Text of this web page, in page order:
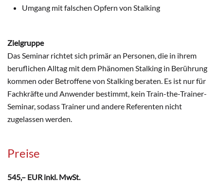
Umgang mit falschen Opfern von Stalking
Zielgruppe
Das Seminar richtet sich primär an Personen, die in ihrem
beruflichen Alltag mit dem Phänomen Stalking in Berührung
kommen oder Betroffene von Stalking beraten. Es ist nur für
Fachkräfte und Anwender bestimmt, kein Train-the-Trainer-
Seminar, sodass Trainer und andere Referenten nicht
zugelassen werden.
Preise
545,– EUR inkl. MwSt.